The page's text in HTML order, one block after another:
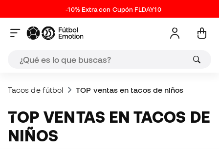
-10% Extra con Cupón FLDAY10
Tacos de fútbol TOP ventas en tacos de niños
TOP VENTAS EN TACOS DE
NIÑOS